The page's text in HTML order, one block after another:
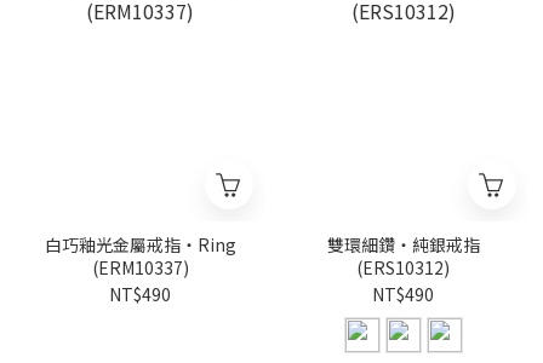
白巧釉光金屬戒指・Ring
(ERM10337)
NT$490
雙環細鑽・純銀戒指
(ERS10312)
NT$490